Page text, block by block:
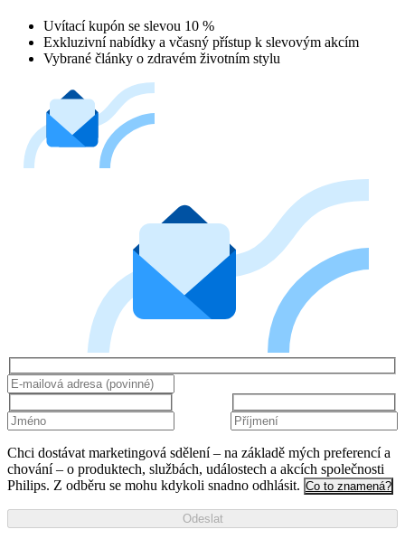
Uvítací kupón se slevou 10 %
Exkluzivní nabídky a včasný přístup k slevovým akcím
Vybrané články o zdravém životním stylu
Chci dostávat marketingová sdělení – na základě mých preferencí a
chování – o produktech, službách, událostech a akcích společnosti
Philips. Z odběru se mohu kdykoli snadno odhlásit. Co to znamená?
Odeslat